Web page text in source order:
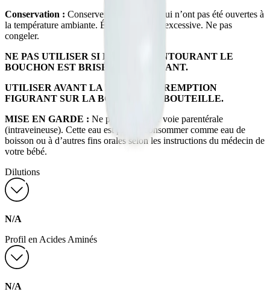
Conservation : Conserver les bouteilles qui n’ont pas été ouvertes à
la température ambiante. Éviter la chaleur excessive. Ne pas
congeler.
NE PAS UTILISER SI LE SCEAU ENTOURANT LE
BOUCHON EST BRISÉ OU MANQUANT.
UTILISER AVANT LA DATE DE PÉREMPTION
FIGURANT SUR LA BOÎTE OU LA BOUTEILLE.
MISE EN GARDE : Ne pas utiliser par voie parentérale
(intraveineuse). Cette eau est prête à consommer comme eau de
boisson ou à d’autres fins orales selon les instructions du médecin de
votre bébé.
Dilutions
N/A
Profil en Acides Aminés
N/A